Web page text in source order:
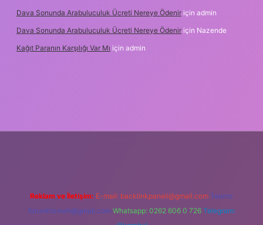
Dava Sonunda Arabuluculuk Ücreti Nereye Ödenir için admin
Dava Sonunda Arabuluculuk Ücreti Nereye Ödenir için Nazende
Kağıt Paranın Karşılığı Var Mı için admin
Reklam ve İletişim: E-mail: backlinkpaneli@gmail.com Teams:
forumhizmeti@gmail.com Whatsapp: 0262 606 0 726 Telegram: